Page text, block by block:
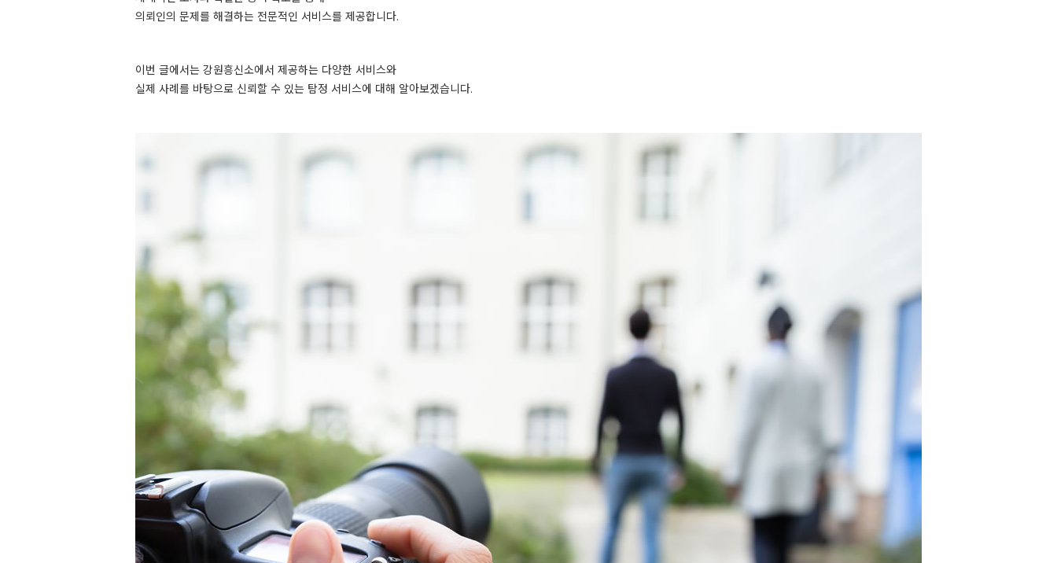
의뢰인의 문제를 해결하는 전문적인 서비스를 제공합니다.
이번 글에서는 강원흥신소에서 제공하는 다양한 서비스와
실제 사례를 바탕으로 신뢰할 수 있는 탐정 서비스에 대해 알아보겠습니다.